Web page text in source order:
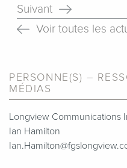
Suivant
Voir toutes les
PERSONNE(S) –
MÉDIAS
Longview Communications
Ian Hamilton